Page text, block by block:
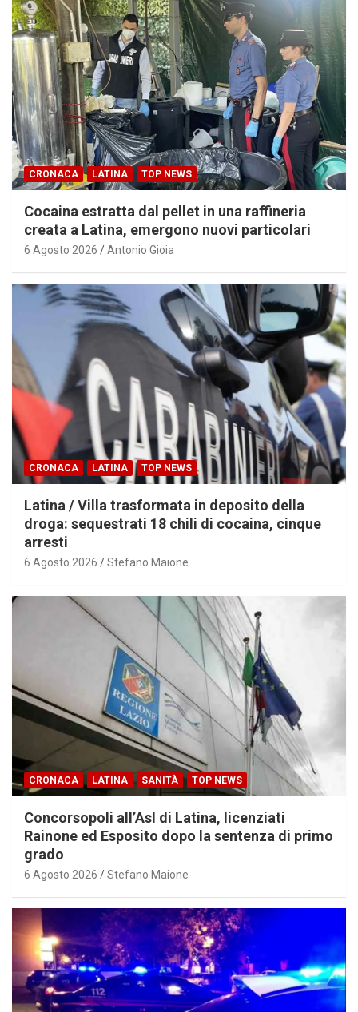
CRONACA LATINA TOP NEWS
Cocaina estratta dal pellet in una raffineria
creata a Latina, emergono nuovi particolari
6 Agosto 2026 Antonio Gioia
CRONACA LATINA TOP NEWS
Latina / Villa trasformata in deposito della
droga: sequestrati 18 chili di cocaina, cinque
arresti
6 Agosto 2026 Stefano Maione
CRONACA LATINA SANITÀ TOP NEWS
Concorsopoli all’Asl di Latina, licenziati
Rainone ed Esposito dopo la sentenza di primo
grado
6 Agosto 2026 Stefano Maione